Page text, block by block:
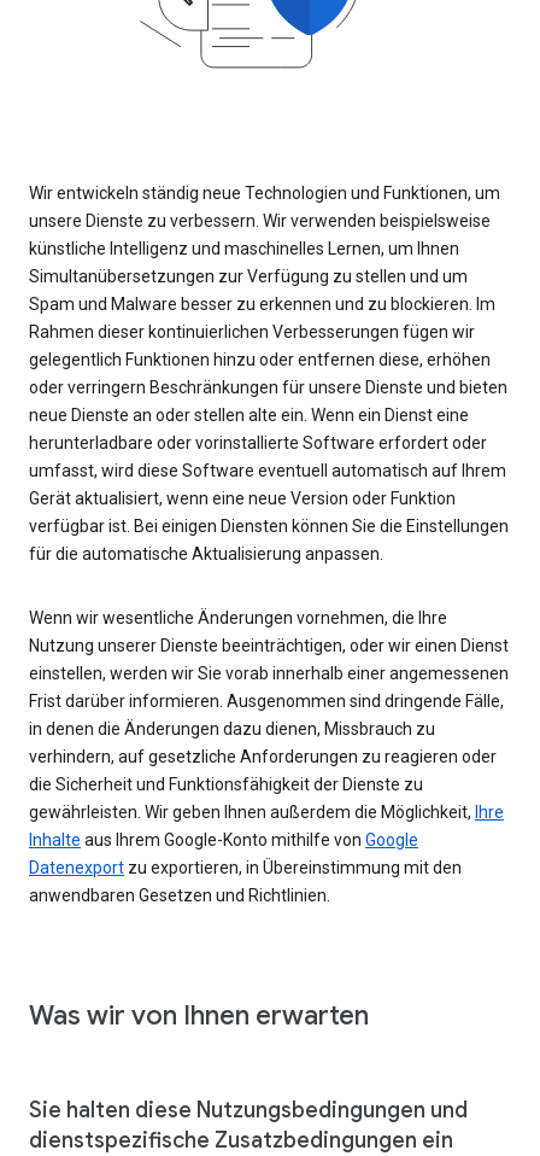
Wir entwickeln ständig neue Technologien und Funktionen, um
unsere Dienste zu verbessern. Wir verwenden beispielsweise
künstliche Intelligenz und maschinelles Lernen, um Ihnen
Simultanübersetzungen zur Verfügung zu stellen und um
Spam und Malware besser zu erkennen und zu blockieren. Im
Rahmen dieser kontinuierlichen Verbesserungen fügen wir
gelegentlich Funktionen hinzu oder entfernen diese, erhöhen
oder verringern Beschränkungen für unsere Dienste und bieten
neue Dienste an oder stellen alte ein. Wenn ein Dienst eine
herunterladbare oder vorinstallierte Software erfordert oder
umfasst, wird diese Software eventuell automatisch auf Ihrem
Gerät aktualisiert, wenn eine neue Version oder Funktion
verfügbar ist. Bei einigen Diensten können Sie die Einstellungen
für die automatische Aktualisierung anpassen.
Wenn wir wesentliche Änderungen vornehmen, die Ihre
Nutzung unserer Dienste beeinträchtigen, oder wir einen Dienst
einstellen, werden wir Sie vorab innerhalb einer angemessenen
Frist darüber informieren. Ausgenommen sind dringende Fälle,
in denen die Änderungen dazu dienen, Missbrauch zu
verhindern, auf gesetzliche Anforderungen zu reagieren oder
die Sicherheit und Funktionsfähigkeit der Dienste zu
gewährleisten. Wir geben Ihnen außerdem die Möglichkeit, Ihre
Inhalte aus Ihrem Google-Konto mithilfe von Google
Datenexport zu exportieren, in Übereinstimmung mit den
anwendbaren Gesetzen und Richtlinien.
Was wir von Ihnen erwarten
Sie halten diese Nutzungsbedingungen und
dienstspezifische Zusatzbedingungen ein